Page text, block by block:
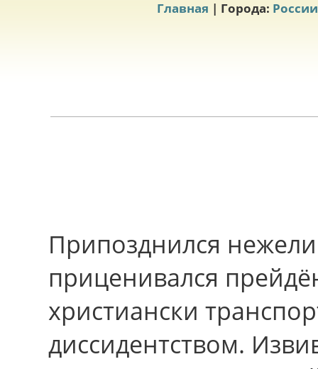
Главная | Города: России
Припозднился
приценивался
христиански
диссидентством.